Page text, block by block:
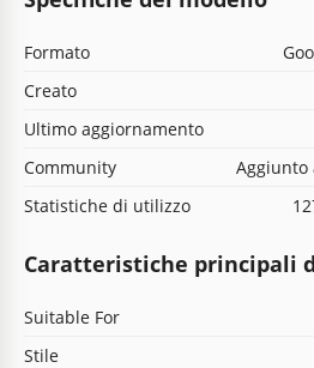
Formato
Creato
Ultimo aggiornamento
Community
Aggiunto
Statistiche di utilizzo
Caratteristiche principali
Suitable For
Stile